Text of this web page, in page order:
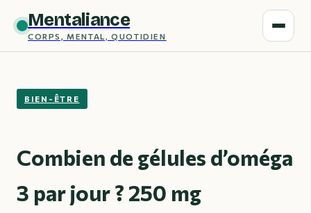
Mentaliance
CORPS, MENTAL, QUOTIDIEN
BIEN-ÊTRE
Combien de gélules d’oméga
3 par jour ? 250 mg